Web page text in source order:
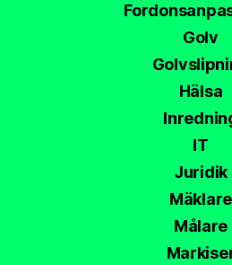
Golv
Hälsa
IT
Juridik
Mäklare
Målare